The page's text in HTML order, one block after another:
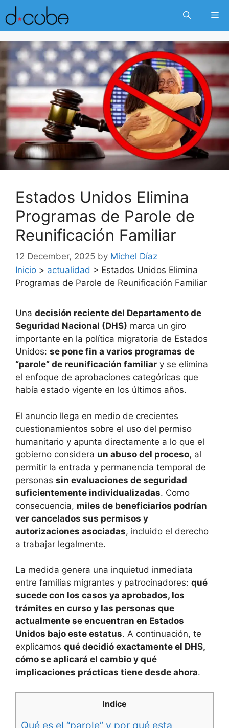
Skip
to
content
Estados Unidos Elimina
Programas de Parole de
Reunificación Familiar
12 December, 2025 by Michel Díaz
Inicio > actualidad > Estados Unidos Elimina
Programas de Parole de Reunificación Familiar
Una decisión reciente del Departamento de
Seguridad Nacional (DHS) marca un giro
importante en la política migratoria de Estados
Unidos: se pone fin a varios programas de
“parole” de reunificación familiar y se elimina
el enfoque de aprobaciones categóricas que
había estado vigente en los últimos años.
El anuncio llega en medio de crecientes
cuestionamientos sobre el uso del permiso
humanitario y apunta directamente a lo que el
gobierno considera un abuso del proceso, al
permitir la entrada y permanencia temporal de
personas sin evaluaciones de seguridad
suficientemente individualizadas. Como
consecuencia, miles de beneficiarios podrían
ver cancelados sus permisos y
autorizaciones asociadas, incluido el derecho
a trabajar legalmente.
La medida genera una inquietud inmediata
entre familias migrantes y patrocinadores: qué
sucede con los casos ya aprobados, los
trámites en curso y las personas que
actualmente se encuentran en Estados
Unidos bajo este estatus. A continuación, te
explicamos qué decidió exactamente el DHS,
cómo se aplicará el cambio y qué
implicaciones prácticas tiene desde ahora.
Indice
Qué es el “parole” y por qué esta